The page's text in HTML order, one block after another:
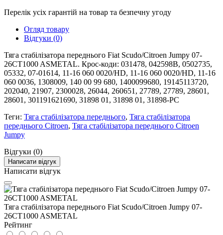
Перелік усіх гарантій на товар та безпечну угоду
Огляд товару
Відгуки (0)
Тяга стабілізатора переднього Fiat Scudo/Citroen Jumpy 07-
26CT1000 ASMETAL. Крос-коди: 031478, 042598B, 0502735,
05332, 07-01614, 11-16 060 0020/HD, 11-16 060 0020/HD, 11-16
060 0036, 1308009, 140 00 99 680, 1400099680, 19145113720,
202040, 21907, 2300028, 26044, 260651, 27789, 27789, 28601,
28601, 301191621690, 31898 01, 31898 01, 31898-PC
Теги: Тяга стабілізатора переднього, Тяга стабілізатора
переднього Citroen, Тяга стабілізатора переднього Citroen
Jumpy
Відгуки (0)
Написати відгук
Написати відгук
Тяга стабілізатора переднього Fiat Scudo/Citroen Jumpy 07-
26CT1000 ASMETAL
Рейтинг